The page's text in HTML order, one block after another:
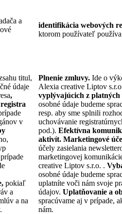
a
identifikácia webových
ktorom používateľ
titul,
údaje
,
v
pokiaľ
a
a na
Plnenie zmluvy. Ide o
Alexia creative Liptov
vyplývajúcich z
osobné údaje budeme
resp. aby sme splnili
uchovávanie
pod.). Efektívna
aktivít. Marketingové
účely zasielania
marketingovej
creative Liptov s.r.o. .
osobné údaje budeme
uplatníte voči nám svoje
údajov. Uplatňovanie a
spracúvame aj v prípade,
nám.